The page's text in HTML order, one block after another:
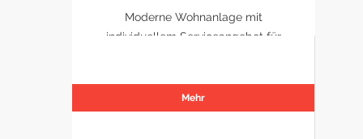
Moderne Wohnanlage mit
individuellem Serviceangebot für
Mehr